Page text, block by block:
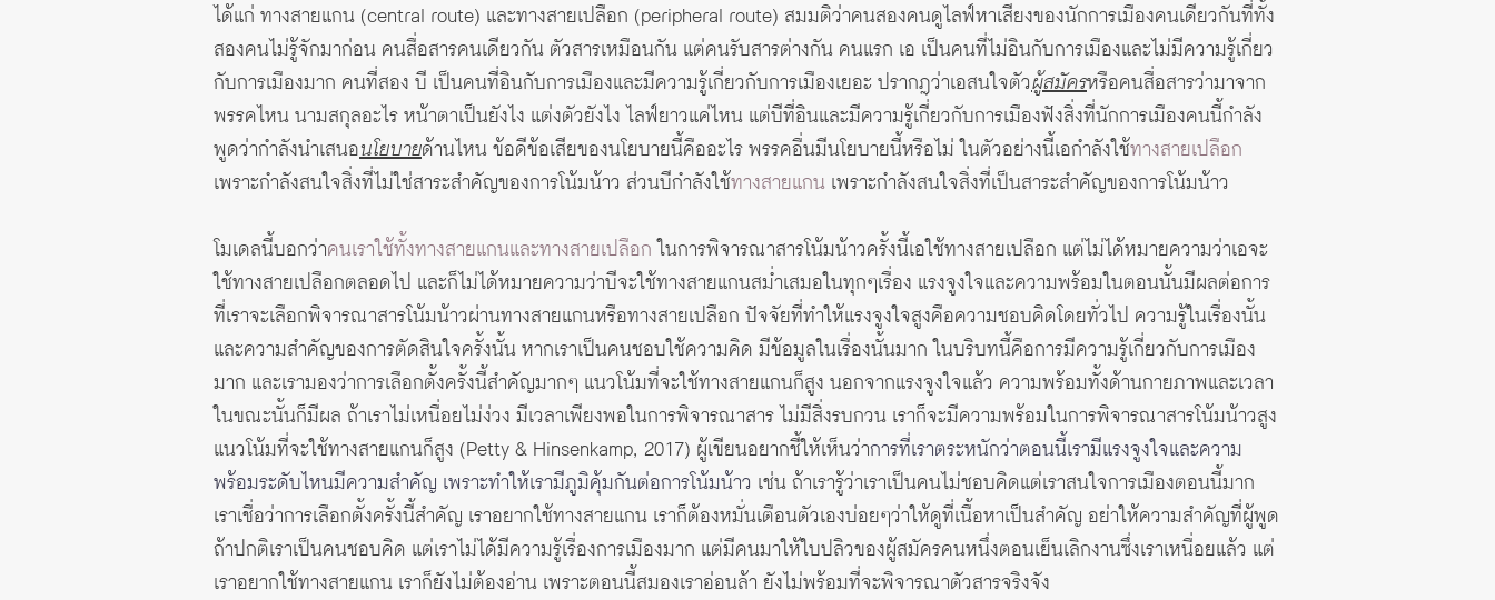
ได้แก่ ทางสายแกน (central route) และทางสายเปลือก (peripheral route) สมมติว่าคนสองคนดูไลฟ์หาเสียงของนักการเมืองคนเดียวกันที่ทั้ง
สองคนไม่รู้จักมาก่อน คนสื่อสารคนเดียวกัน ตัวสารเหมือนกัน แต่คนรับสารต่างกัน คนแรก เอ เป็นคนที่ไม่อินกับการเมืองและไม่มีความรู้เกี่ยว
กับการเมืองมาก คนที่สอง บี เป็นคนที่อินกับการเมืองและมีความรู้เกี่ยวกับการเมืองเยอะ ปรากฎว่าเอสนใจตัวผู้สมัครหรือคนสื่อสารว่ามาจาก
พรรคไหน นามสกุลอะไร หน้าตาเป็นยังไง แต่งตัวยังไง ไลฟ์ยาวแค่ไหน แต่บีที่อินและมีความรู้เกี่ยวกับการเมืองฟังสิ่งที่นักการเมืองคนนี้กำลัง
พูดว่ากำลังนำเสนอนโยบายด้านไหน ข้อดีข้อเสียของนโยบายนี้คืออะไร พรรคอื่นมีนโยบายนี้หรือไม่ ในตัวอย่างนี้เอกำลังใช้ทางสายเปลือก
เพราะกำลังสนใจสิ่งที่ไม่ใช่สาระสำคัญของการโน้มน้าว ส่วนบีกำลังใช้ทางสายแกน เพราะกำลังสนใจสิ่งที่เป็นสาระสำคัญของการโน้มน้าว
โมเดลนี้บอกว่าคนเราใช้ทั้งทางสายแกนและทางสายเปลือกในการพิจารณาสารโน้มน้าวครั้งนี้เอใช้ทางสายเปลือก แต่ไม่ได้หมายความว่าเอจะ
ใช้ทางสายเปลือกตลอดไป และก็ไม่ได้หมายความว่าบีจะใช้ทางสายแกนสม่ำเสมอในทุกๆเรื่อง แรงจูงใจและความพร้อมในตอนนั้นมีผลต่อการ
ที่เราจะเลือกพิจารณาสารโน้มน้าวผ่านทางสายแกนหรือทางสายเปลือก ปัจจัยที่ทำให้แรงจูงใจสูงคือความชอบคิดโดยทั่วไป ความรู้ในเรื่องนั้น
และความสำคัญของการตัดสินใจครั้งนั้น หากเราเป็นคนชอบใช้ความคิด มีข้อมูลในเรื่องนั้นมาก ในบริบทนี้คือการมีความรู้เกี่ยวกับการเมือง
มาก และเรามองว่าการเลือกตั้งครั้งนี้สำคัญมากๆ แนวโน้มที่จะใช้ทางสายแกนก็สูง นอกจากแรงจูงใจแล้ว ความพร้อมทั้งด้านกายภาพและเวลา
ในขณะนั้นก็มีผล ถ้าเราไม่เหนื่อยไม่ง่วง มีเวลาเพียงพอในการพิจารณาสาร ไม่มีสิ่งรบกวน เราก็จะมีความพร้อมในการพิจารณาสารโน้มน้าวสูง
แนวโน้มที่จะใช้ทางสายแกนก็สูง (Petty & Hinsenkamp, 2017) ผู้เขียนอยากชี้ให้เห็นว่าการที่เราตระหนักว่าตอนนี้เรามีแรงจูงใจและความ
พร้อมระดับไหนมีความสำคัญ เพราะทำให้เรามีภูมิคุ้มกันต่อการโน้มน้าว เช่น ถ้าเรารู้ว่าเราเป็นคนไม่ชอบคิดแต่เราสนใจการเมืองตอนนี้มาก
เราเชื่อว่าการเลือกตั้งครั้งนี้สำคัญ เราอยากใช้ทางสายแกน เราก็ต้องหมั่นเตือนตัวเองบ่อยๆว่าให้ดูที่เนื้อหาเป็นสำคัญ อย่าให้ความสำคัญที่ผู้พูด
ถ้าปกติเราเป็นคนชอบคิด แต่เราไม่ได้มีความรู้เรื่องการเมืองมาก แต่มีคนมาให้ใบปลิวของผู้สมัครคนหนึ่งตอนเย็นเลิกงานซึ่งเราเหนื่อยแล้ว แต่
เราอยากใช้ทางสายแกน เราก็ยังไม่ต้องอ่าน เพราะตอนนี้สมองเราอ่อนล้า ยังไม่พร้อมที่จะพิจารณาตัวสารจริงจัง